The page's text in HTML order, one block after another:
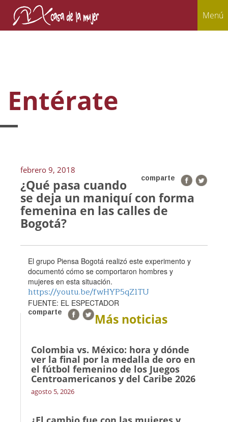
Menú
Entérate
febrero 9, 2018
comparte
¿Qué pasa cuando
se deja un maniquí con forma
femenina en las calles de
Bogotá?
El grupo Piensa Bogotá realizó este experimento y
documentó cómo se comportaron hombres y
mujeres en esta situación.
https://youtu.be/fwHYP5qZ1TU
FUENTE: EL ESPECTADOR
comparte Más noticias
Colombia vs. México: hora y dónde
ver la final por la medalla de oro en
el fútbol femenino de los Juegos
Centroamericanos y del Caribe 2026
agosto 5, 2026